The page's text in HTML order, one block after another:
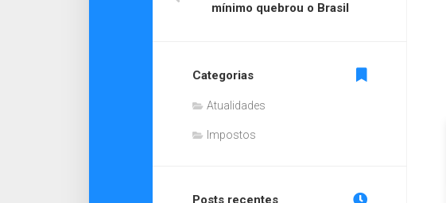
mínimo quebrou o Brasil
Categorias
Atualidades
Impostos
Posts recentes